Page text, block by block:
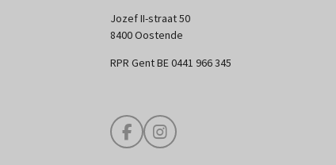
Jozef II-straat 50
8400 Oostende
RPR Gent BE 0441 966 345
F
a
I
n